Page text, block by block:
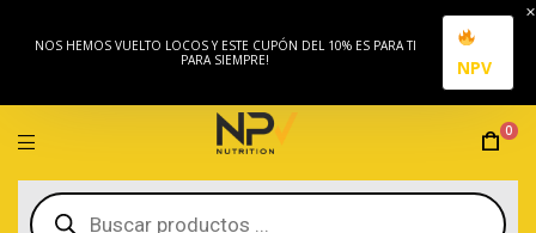
NOS HEMOS VUELTO LOCOS Y ESTE CUPÓN DEL 10% ES PARA TI
PARA SIEMPRE!
NPV
0